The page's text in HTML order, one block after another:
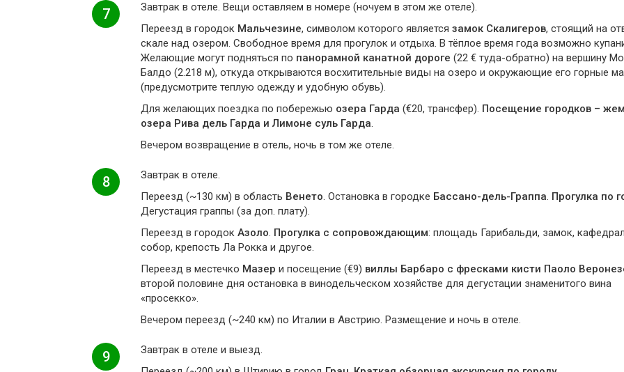
7
Завтрак в отеле. Вещи оставляем в номере (ночуем в этом же отеле).
Переезд в городок Мальчезине, символом которого является замок Скалигеров, стоящий на
скале над озером. Свободное время для прогулок и отдыха. В тёплое время года возможно
Желающие могут подняться по панорамной канатной дороге (22 € туда-обратно) на вершину
Балдо (2.218 м), откуда открываются восхитительные виды на озеро и окружающие его горные
(предусмотрите теплую одежду и удобную обувь).
Для желающих поездка по побережью озера Гарда (€20, трансфер). Посещение городков –
озера Рива дель Гарда и Лимоне суль Гарда.
Вечером возвращение в отель, ночь в том же отеле.
8
Завтрак в отеле.
Переезд (~130 км) в область Венето. Остановка в городке Бассано-дель-Граппа. Прогулка по
Дегустация граппы (за доп. плату).
Переезд в городок Азоло. Прогулка с сопровождающим: площадь Гарибальди, замок,
собор, крепость Ла Рокка и другое.
Переезд в местечко Мазер и посещение (€9) виллы Барбаро с фресками кисти Паоло
второй половине дня остановка в винодельческом хозяйстве для дегустации знаменитого вина
«просекко».
Вечером переезд (~240 км) по Италии в Австрию. Размещение и ночь в отеле.
9
Завтрак в отеле и выезд.